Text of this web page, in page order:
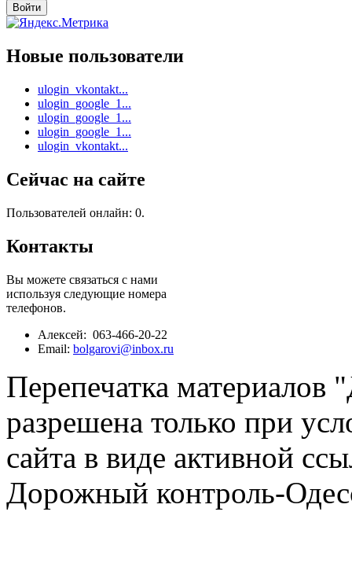
Новые пользователи
ulogin_vkontakt...
ulogin_google_1...
ulogin_google_1...
ulogin_google_1...
ulogin_vkontakt...
Сейчас на сайте
Пользователей онлайн: 0.
Контакты
Вы можете связаться с нами
используя следующие номера
телефонов.
Алексей: 063-466-20-22
Email: bolgarovi@inbox.ru
Перепечатка материалов
разрешена только при
сайта в виде активной
Дорожный контроль-